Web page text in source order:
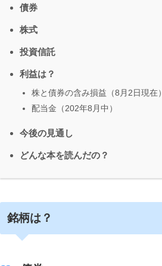
債券
株式
投資信託
利益は？
株と債券の含み損益（8月2日現在）
配当金（202年8月中）
今後の見通し
どんな本を読んだの？
銘柄は？